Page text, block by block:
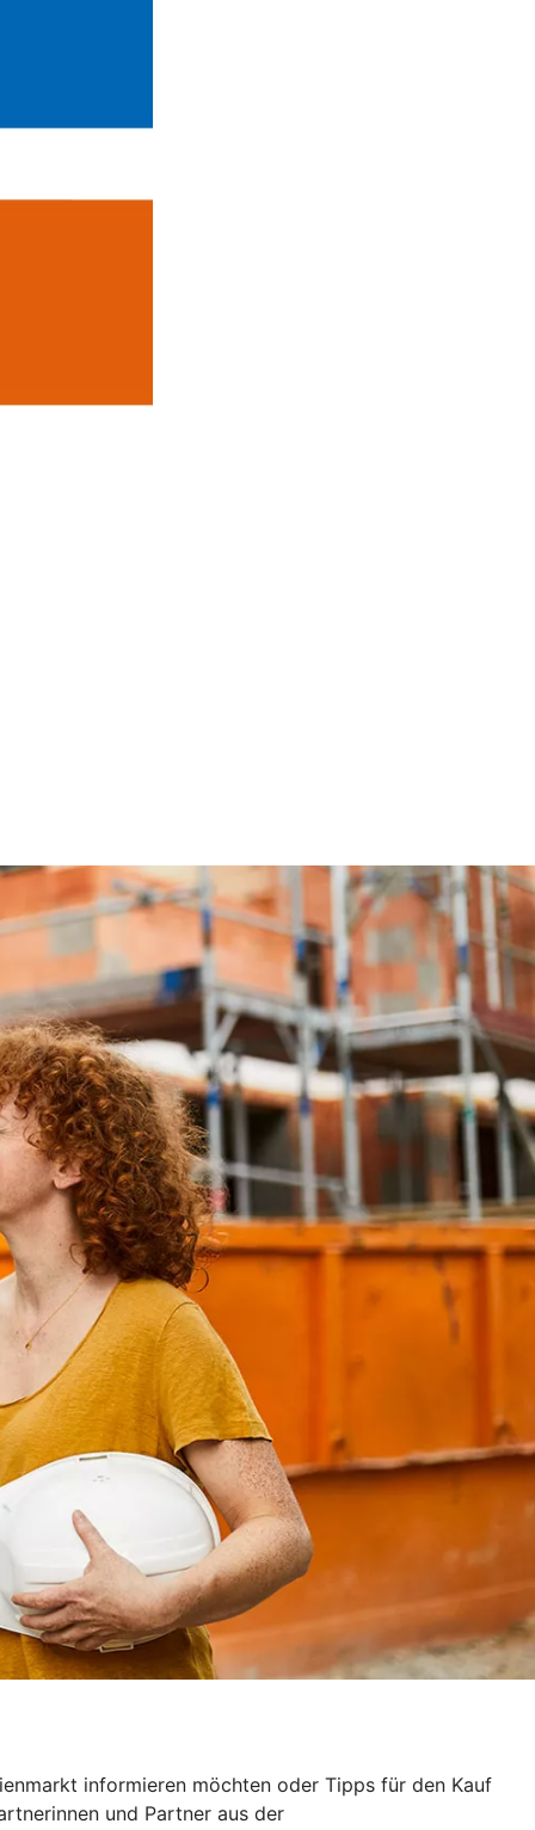
informieren möchten oder Tipps für den Kauf
und Partner aus der